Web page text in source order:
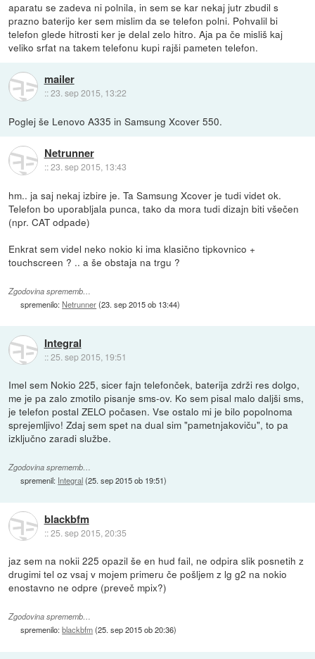
aparatu se zadeva ni polnila, in sem se kar nekaj jutr zbudil s
prazno baterijo ker sem mislim da se telefon polni. Pohvalil bi
telefon glede hitrosti ker je delal zelo hitro. Aja pa če misliš kaj
veliko srfat na takem telefonu kupi rajši pameten telefon.
mailer
::23. sep 2015, 13:22
Poglej še Lenovo A335 in Samsung Xcover 550.
Netrunner
::23. sep 2015, 13:43
hm.. ja saj nekaj izbire je. Ta Samsung Xcover je tudi videt ok.
Telefon bo uporabljala punca, tako da mora tudi dizajn biti všečen
(npr. CAT odpade)
Enkrat sem videl neko nokio ki ima klasično tipkovnico +
touchscreen ? .. a še obstaja na trgu ?
Zgodovina sprememb…
spremenilo:Netrunner(23. sep 2015 ob 13:44)
Integral
::25. sep 2015, 19:51
Imel sem Nokio 225, sicer fajn telefonček, baterija zdrži res dolgo,
me je pa zalo zmotilo pisanje sms-ov. Ko sem pisal malo daljši sms,
je telefon postal ZELO počasen. Vse ostalo mi je bilo popolnoma
sprejemljivo! Zdaj sem spet na dual sim "pametnjakoviču", to pa
izključno zaradi službe.
Zgodovina sprememb…
spremenil: Integral(25. sep 2015 ob 19:51)
blackbfm
::25. sep 2015, 20:35
jaz sem na nokii 225 opazil še en hud fail, ne odpira slik posnetih z
drugimi tel oz vsaj v mojem primeru če pošljem z lg g2 na nokio
enostavno ne odpre (preveč mpix?)
Zgodovina sprememb…
spremenilo:blackbfm(25. sep 2015 ob 20:36)